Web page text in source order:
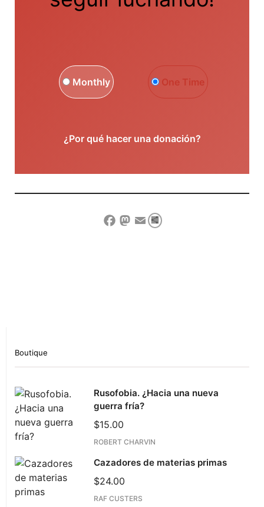
One Time
Monthly
¿Por qué hacer una donación?
Facebook
Mastodon
Email
Compartir
Boutique
Rusofobia. ¿Hacia una nueva
guerra fría?
$15.00
ROBERT CHARVIN
Cazadores de materias primas
$24.00
RAF CUSTERS